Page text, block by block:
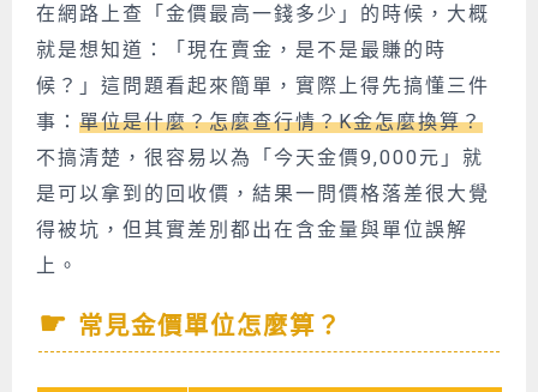
在網路上查「金價最高一錢多少」的時候，大概
就是想知道：「現在賣金，是不是最賺的時
候？」這問題看起來簡單，實際上得先搞懂三件
事： 單位是什麼？怎麼查行情？K金怎麼換算？
不搞清楚，很容易以為「今天金價9,000元」就
是可以拿到的回收價，結果一問價格落差很大覺
得被坑，但其實差別都出在含金量與單位誤解
上。
常見金價單位怎麼算？